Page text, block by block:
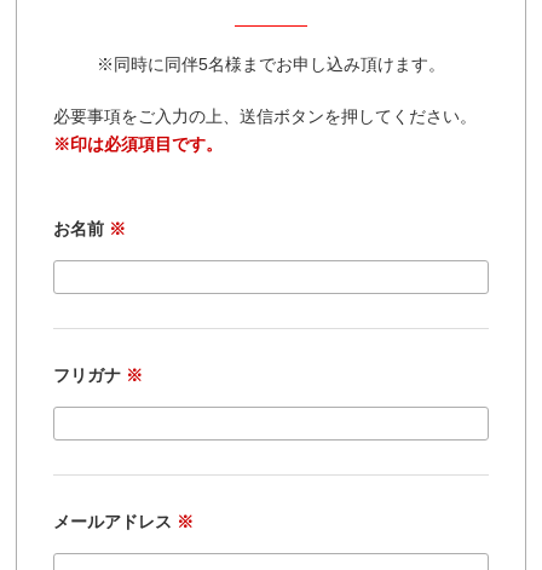
※同時に同伴5名様までお申し込み頂けます。
必要事項をご入力の上、送信ボタンを押してください。
※印は必須項目です。
お名前 ※
フリガナ ※
メールアドレス ※